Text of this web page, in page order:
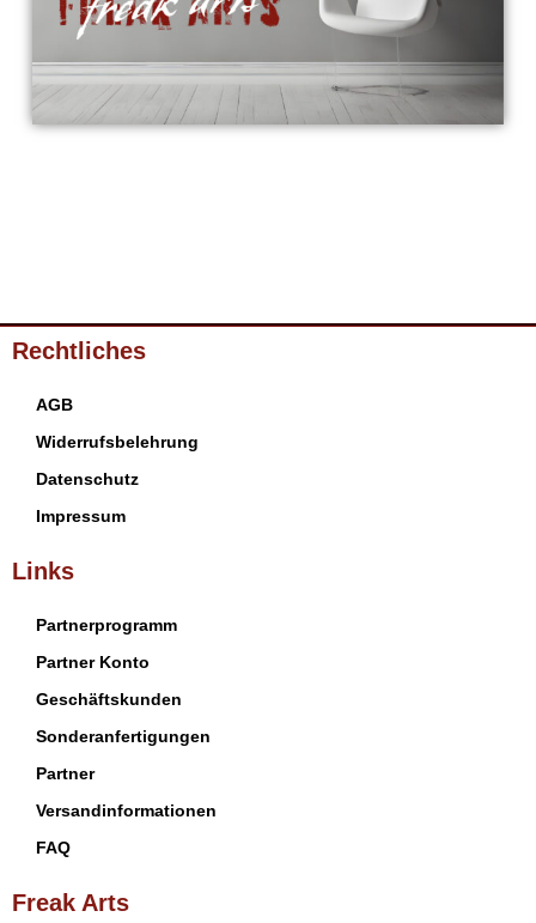
Rechtliches
AGB
Widerrufsbelehrung
Datenschutz
Impressum
Links
Partnerprogramm
Partner Konto
Geschäftskunden
Sonderanfertigungen
Partner
Versandinformationen
FAQ
Freak Arts